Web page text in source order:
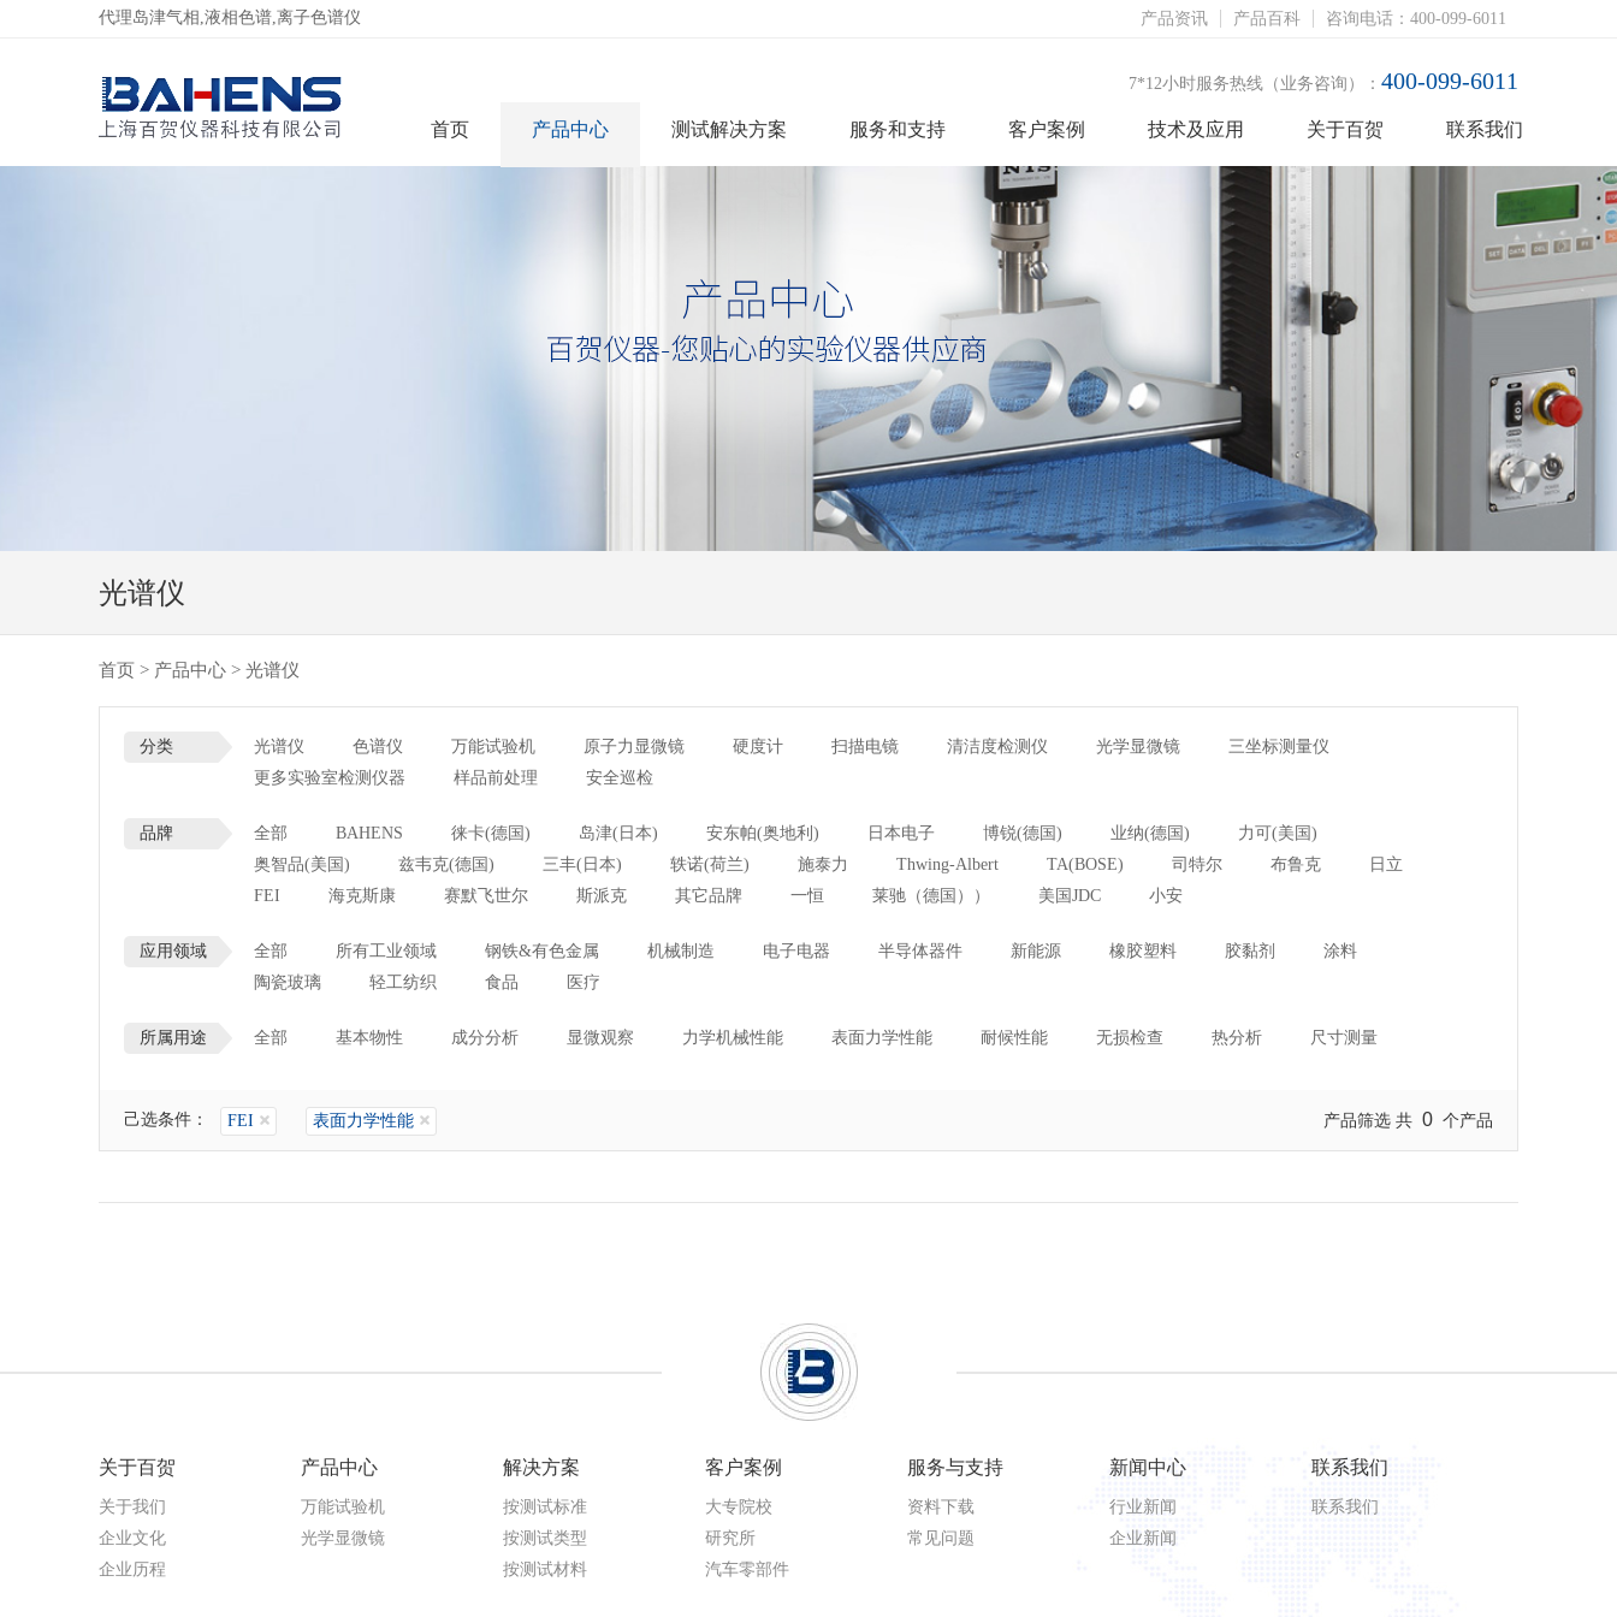
代理岛津气相,液相色谱,离子色谱仪 产品资讯 产品百科 咨询电话：400-099-6011
7*12小时服务热线（业务咨询）： 400-099-6011
首页 产品中心 测试解决方案 服务和支持 客户案例 技术及应用 关于百贺 联系我们
光谱仪
首页 > 产品中心 > 光谱仪
分类 光谱仪 色谱仪 万能试验机 原子力显微镜 硬度计 扫描电镜 清洁度检测仪 光学显微镜
三坐标测量仪
更多实验室检测仪器
样品前处理 安全巡检
品牌 全部 BAHENS 徕卡(德国) 岛津(日本) 安东帕(奥地利) 日本电子 博锐(德国) 业纳(德国)
力可(美国)
奥智品(美国)
兹韦克(德国) 三丰(日本) 轶诺(荷兰) 施泰力 Thwing-Albert TA(BOSE) 司特尔 布鲁克
日立
FEI
海克斯康 赛默飞世尔 斯派克 其它品牌 一恒 莱驰（德国）） 美国JDC 小安
应用领域 全部 所有工业领域 钢铁&有色金属 机械制造 电子电器 半导体器件 新能源 橡胶塑料 胶黏剂
涂料
陶瓷玻璃
轻工纺织 食品 医疗
所属用途 全部 基本物性 成分分析 显微观察 力学机械性能 表面力学性能 耐候性能 无损检查 热分析 尺寸测量
己选条件： FEI 表面力学性能 产品筛选 共 0 个产品
关于百贺
关于我们
企业文化
企业历程
产品中心
万能试验机
光学显微镜
解决方案
按测试标准
按测试类型
按测试材料
客户案例
大专院校
研究所
汽车零部件
服务与支持
资料下载
常见问题
新闻中心
行业新闻
企业新闻
联系我们
联系我们